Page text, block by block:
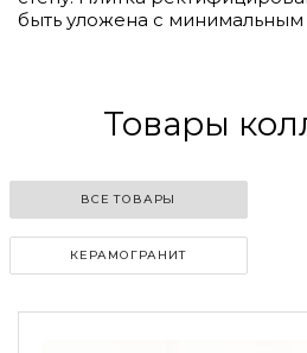
быть уложена с
Товары
ВСЕ ТОВАРЫ
КЕРАМОГРАНИТ